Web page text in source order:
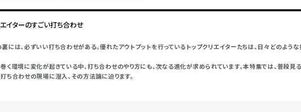
エイターのすごい打ち合わせ
には、必ずいい打ち合わせがある。優れたアウトプットを行っているトップクリエイターたちは、日々どのよう
く環境に変化が起きている中、打ち合わせのやり方にも、次なる進化が求められています。本特集では、普段見
ち合わせの現場に潜入、その方法論に迫ります。